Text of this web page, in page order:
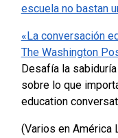
escuela no bastan
«La conversación
The Washington
Desafía la
sobre lo que
education
(Varios en América